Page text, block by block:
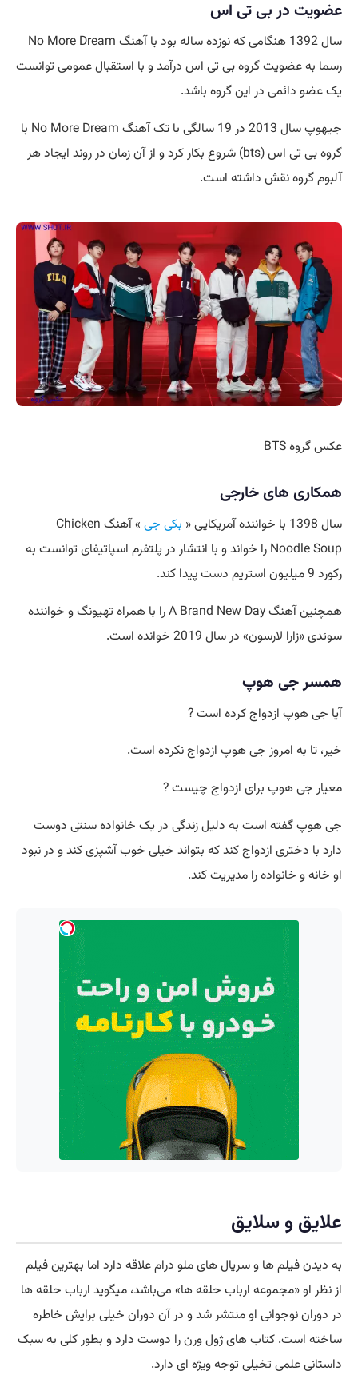
عضویت در بی تی اس
سال 1392 هنگامی که نوزده ساله بود با آهنگ No More Dream
رسما به عضویت گروه بی تی اس درآمد و با استقبال عمومی توانست
یک عضو دائمی در این گروه باشد.
جیهوپ سال 2013 در 19 سالگی با تک آهنگ No More Dream با
گروه بی تی اس (bts) شروع بکار کرد و از آن زمان در روند ایجاد هر
آلبوم گروه نقش داشته است.
عکس گروه BTS
همکاری های خارجی
سال 1398 با خواننده آمریکایی « بکی جی
» آهنگ Chicken
Noodle Soup را خواند و با انتشار در پلتفرم اسپاتیفای توانست به
رکورد 9 میلیون استریم دست پیدا کند.
همچنین آهنگ A Brand New Day را با همراه تهیونگ و خواننده
سوئدی «زارا لارسون» در سال 2019 خوانده است.
همسر جی هوپ
آیا جی هوپ ازدواج کرده است ?
خیر، تا به امروز جی هوپ ازدواج نکرده است.
معیار جی هوپ برای ازدواج چیست ?
جی هوپ گفته است به دلیل زندگی در یک خانواده سنتی دوست
دارد با دختری ازدواج کند که بتواند خیلی خوب آشپزی کند و در نبود
او خانه و خانواده را مدیریت کند.
علایق و سلایق
به دیدن فیلم ها و سریال های ملو درام علاقه دارد اما بهترین فیلم
از نظر او «مجموعه ارباب حلقه ها» می‌باشد، میگوید ارباب حلقه ها
در دوران نوجوانی او منتشر شد و در آن دوران خیلی برایش خاطره
ساخته است. کتاب های ژول ورن را دوست دارد و بطور کلی به سبک
داستانی علمی تخیلی توجه ویژه ای دارد.